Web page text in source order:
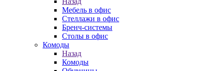
Мебель в офис
Стеллажи в офис
Бренч-системы
Столы в офис
Комоды
Назад
Комоды